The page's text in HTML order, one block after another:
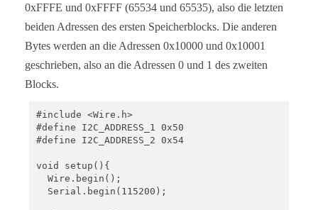
0xFFFE und 0xFFFF (65534 und 65535), also die letzten
beiden Adressen des ersten Speicherblocks. Die anderen
Bytes werden an die Adressen 0x10000 und 0x10001
geschrieben, also an die Adressen 0 und 1 des zweiten
Blocks.
#include <Wire.h>
#define I2C_ADDRESS_1 0x50
#define I2C_ADDRESS_2 0x54
void setup(){
  Wire.begin();
  Serial.begin(115200);